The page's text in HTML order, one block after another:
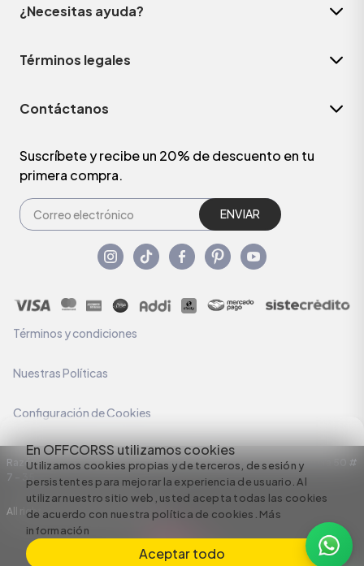
En OFFCORSS utilizamos cookies
Utilizamos cookies propias y de terceros, de sesión y
persistentes para mejorar la experiencia de usuario. Al
utilizar nuestro sitio web, usted acepta todas las cookies
de acuerdo con nuestra política de cookies. Más
información
Aceptar todo
¿Necesitas ayuda?
Términos legales
Contáctanos
Suscríbete y recibe un 20% de descuento en tu
primera compra.
ENVIAR
Términos y condiciones
Nuestras Políticas
Configuración de Cookies
Razón Social: C.I HERMECO S.A. NIT: 890924167-6 Dirección: Carrera 50 #
7 – 35
All rights reserved empowered by